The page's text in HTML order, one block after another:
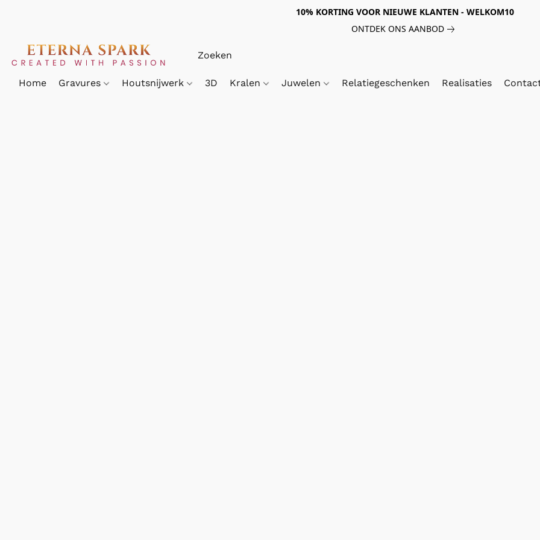
10% KORTING VOOR NIEUWE KLANTEN - WELKOM10
ONTDEK ONS AANBOD
Home Gravures Houtsnijwerk 3D Kralen Juwelen Relatiegeschenken Realisaties